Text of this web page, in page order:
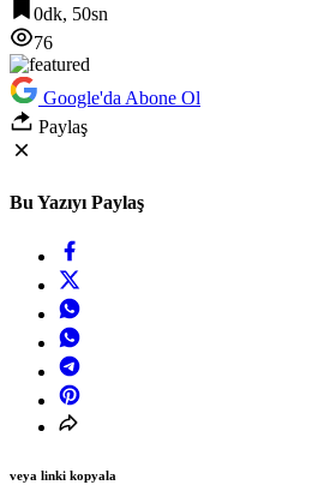
0dk, 50sn
76
Google'da Abone Ol
Paylaş
Bu Yazıyı Paylaş
veya linki kopyala